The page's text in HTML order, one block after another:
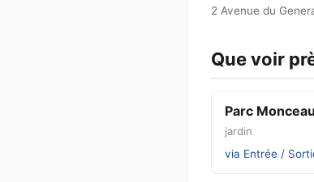
2 Avenue du
Que voir
Parc Monceau
jardin
via Entrée /